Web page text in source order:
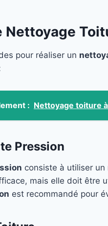
Nettoyage
pour réaliser un
: Nettoyage toiture
Pression
consiste à utiliser un
mais elle doit être
est recommandé pour